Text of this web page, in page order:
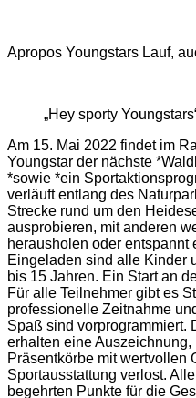
Apropos Youngstars Lauf,
„Hey sporty
Am 15. Mai 2022 findet im
Youngstar der nächste
*sowie *ein
verläuft entlang des
Strecke rund um den
ausprobieren, mit anderen
herausholen oder
Eingeladen sind alle Kinder
bis 15 Jahren. Ein Start an
Für alle Teilnehmer gibt es
professionelle Zeitnahme
Spaß sind vorprogrammiert.
erhalten eine
Präsentkörbe mit wertvollen
Sportausstattung verlost.
begehrten Punkte für die